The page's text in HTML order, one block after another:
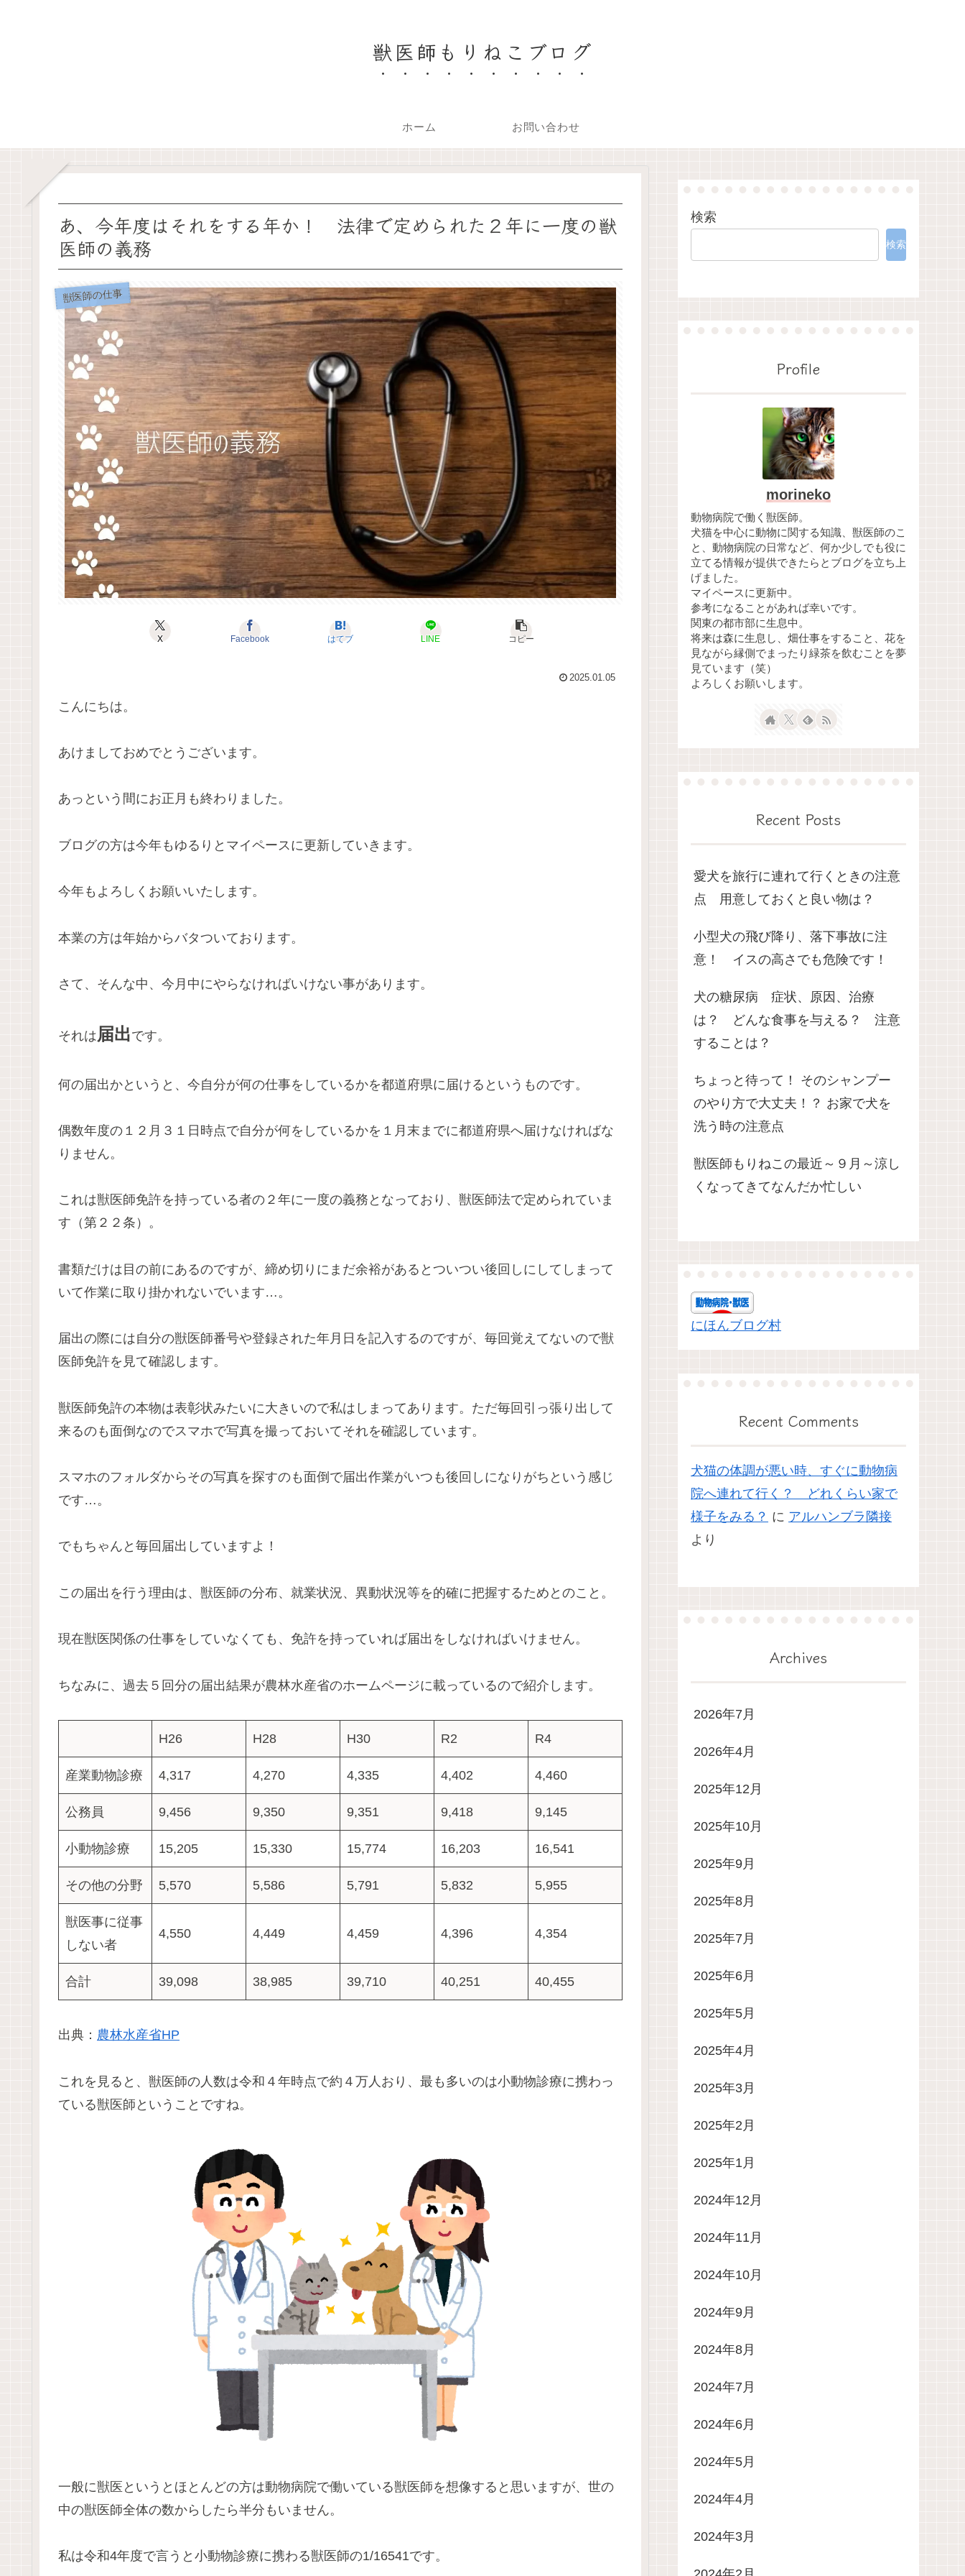
獣医師もりねこブログ
ホーム お問い合わせ
あ、今年度はそれをする年か！ 法律で定められた２年に一度の獣
医師の義務
獣医師の仕事
X Facebook はてブ LINE コピー
2025.01.05
こんにちは。
あけましておめでとうございます。
あっという間にお正月も終わりました。
ブログの方は今年もゆるりとマイペースに更新していきます。
今年もよろしくお願いいたします。
本業の方は年始からバタついております。
さて、そんな中、今月中にやらなければいけない事があります。
それは届出です。
何の届出かというと、今自分が何の仕事をしているかを都道府県に届けるというものです。
偶数年度の１２月３１日時点で自分が何をしているかを１月末までに都道府県へ届けなければな
りません。
これは獣医師免許を持っている者の２年に一度の義務となっており、獣医師法で定められていま
す（第２２条）。
書類だけは目の前にあるのですが、締め切りにまだ余裕があるとついつい後回しにしてしまって
いて作業に取り掛かれないでいます…。
届出の際には自分の獣医師番号や登録された年月日を記入するのですが、毎回覚えてないので獣
医師免許を見て確認します。
獣医師免許の本物は表彰状みたいに大きいので私はしまってあります。ただ毎回引っ張り出して
来るのも面倒なのでスマホで写真を撮っておいてそれを確認しています。
スマホのフォルダからその写真を探すのも面倒で届出作業がいつも後回しになりがちという感じ
です…。
でもちゃんと毎回届出していますよ！
この届出を行う理由は、獣医師の分布、就業状況、異動状況等を的確に把握するためとのこと。
現在獣医関係の仕事をしていなくても、免許を持っていれば届出をしなければいけません。
ちなみに、過去５回分の届出結果が農林水産省のホームページに載っているので紹介します。
H26 H28 H30 R2 R4
産業動物診療 4,317 4,270 4,335 4,402 4,460
公務員 9,456 9,350 9,351 9,418 9,145
小動物診療 15,205 15,330 15,774 16,203 16,541
その他の分野 5,570 5,586 5,791 5,832 5,955
獣医事に従事
しない者
4,550 4,449 4,459 4,396 4,354
合計 39,098 38,985 39,710 40,251 40,455
出典： 農林水産省HP
これを見ると、獣医師の人数は令和４年時点で約４万人おり、最も多いのは小動物診療に携わっ
ている獣医師ということですね。
一般に獣医というとほとんどの方は動物病院で働いている獣医師を想像すると思いますが、世の
中の獣医師全体の数からしたら半分もいません。
私は令和4年度で言うと小動物診療に携わる獣医師の1/16541です。
検索
検索
Profile
morineko
動物病院で働く獣医師。
犬猫を中心に動物に関する知識、獣医師のこ
と、動物病院の日常など、何か少しでも役に
立てる情報が提供できたらとブログを立ち上
げました。
マイペースに更新中。
参考になることがあれば幸いです。
関東の都市部に生息中。
将来は森に生息し、畑仕事をすること、花を
見ながら縁側でまったり緑茶を飲むことを夢
見ています（笑）
よろしくお願いします。
Recent Posts
愛犬を旅行に連れて行くときの注意
点 用意しておくと良い物は？
小型犬の飛び降り、落下事故に注
意！ イスの高さでも危険です！
犬の糖尿病 症状、原因、治療
は？ どんな食事を与える？ 注意
することは？
ちょっと待って！ そのシャンプー
のやり方で大丈夫！？ お家で犬を
洗う時の注意点
獣医師もりねこの最近～９月～涼し
くなってきてなんだか忙しい
にほんブログ村
Recent Comments
犬猫の体調が悪い時、すぐに動物病
院へ連れて行く？ どれくらい家で
様子をみる？ に アルハンブラ隣接
より
Archives
2026年7月
2026年4月
2025年12月
2025年10月
2025年9月
2025年8月
2025年7月
2025年6月
2025年5月
2025年4月
2025年3月
2025年2月
2025年1月
2024年12月
2024年11月
2024年10月
2024年9月
2024年8月
2024年7月
2024年6月
2024年5月
2024年4月
2024年3月